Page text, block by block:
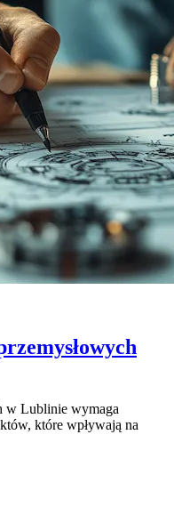
w Lublinie wymaga
które wpływają na